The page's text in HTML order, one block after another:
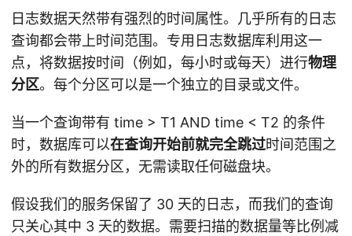
日志数据天然带有强烈的时间属性。几乎所有的日志
查询都会带上时间范围。专用日志数据库利用这一
点，将数据按时间（例如，每小时或每天）进行物理
分区。每个分区可以是一个独立的目录或文件。
当一个查询带有 time > T1 AND time < T2 的条件
时，数据库可以在查询开始前就完全跳过时间范围之
外的所有数据分区，无需读取任何磁盘块。
假设我们的服务保留了 30 天的日志，而我们的查询
只关心其中 3 天的数据。需要扫描的数据量等比例减